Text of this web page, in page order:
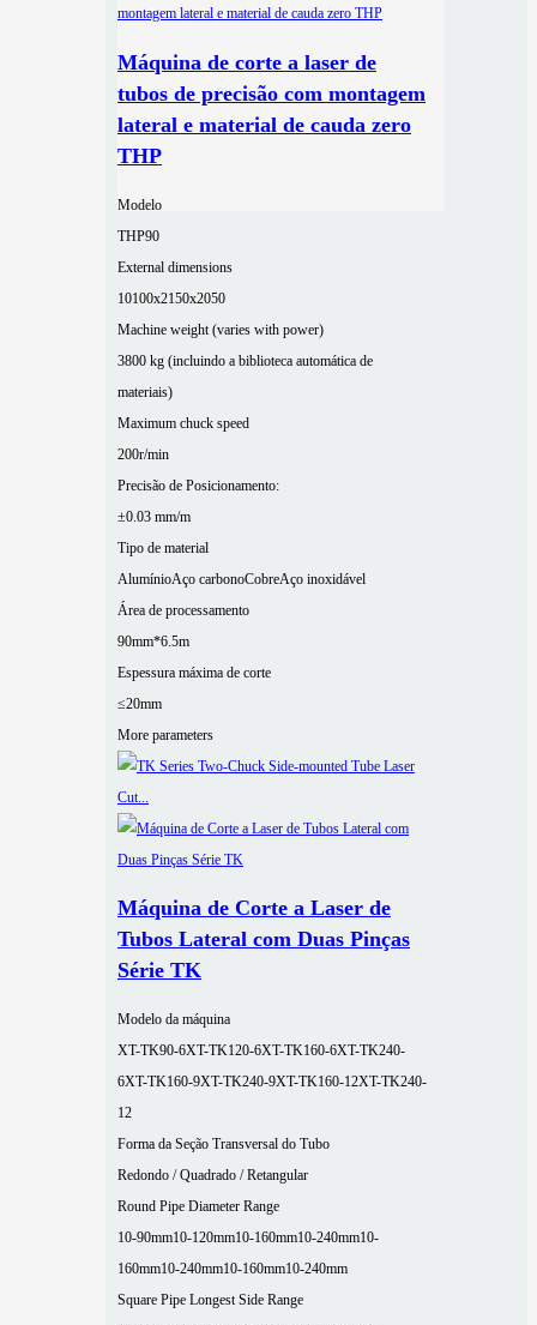
Máquina de corte a laser de
tubos de precisão com montagem
lateral e material de cauda zero
THP
Modelo
THP90
External dimensions
10100x2150x2050
Machine weight (varies with power)
3800 kg (incluindo a biblioteca automática de
materiais)
Maximum chuck speed
200r/min
Precisão de Posicionamento:
±0.03 mm/m
Tipo de material
AlumínioAço carbonoCobreAço inoxidável
Área de processamento
90mm*6.5m
Espessura máxima de corte
≤20mm
More parameters
Máquina de Corte a Laser de
Tubos Lateral com Duas Pinças
Série TK
Modelo da máquina
XT-TK90-6XT-TK120-6XT-TK160-6XT-TK240-
6XT-TK160-9XT-TK240-9XT-TK160-12XT-TK240-
12
Forma da Seção Transversal do Tubo
Redondo / Quadrado / Retangular
Round Pipe Diameter Range
10-90mm10-120mm10-160mm10-240mm10-
160mm10-240mm10-160mm10-240mm
Square Pipe Longest Side Range